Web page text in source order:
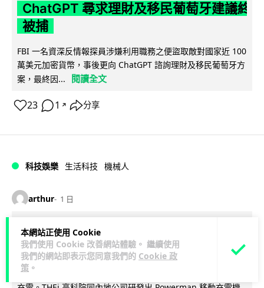
本網站正使用 Cookie
我們使用 Cookie 改善網站體驗。 繼續使用
我們的網站即表示您同意我們的 Cookie 政
策 。
ChatGPT 尋求理財及移民葡萄牙建議終
被捕
FBI 一名資深反情報探員涉嫌利用職務之便盜取敵對國家近 100
萬美元加密貨幣，事後更向 ChatGPT 諮詢理財及移民葡萄牙方
案，最終因...
閱讀全文
23 1 ↗ 分享
科技娛樂 生活科技 機械人
arthur 1 日
Powerman 移動充電機械人登港 免鋪
樁為的士小巴「送電上門」
你架電動車喺停車場搵唔到樁？有個機械人會自己行過嚟幫你